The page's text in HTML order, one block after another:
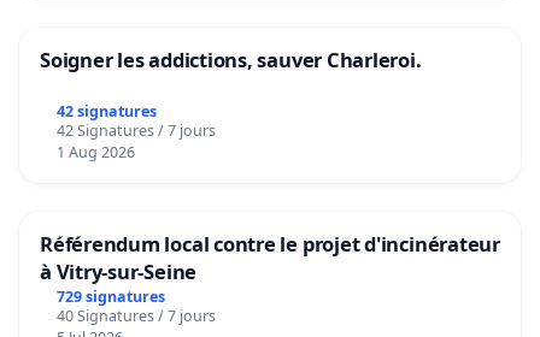
Soigner les addictions, sauver Charleroi.
42 signatures
42 Signatures / 7 jours
1 Aug 2026
Référendum local contre le projet d'incinérateur
à Vitry-sur-Seine
729 signatures
40 Signatures / 7 jours